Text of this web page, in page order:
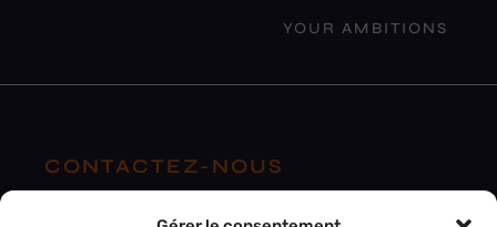
YOUR AMBITIONS
CONTACTEZ-NOUS